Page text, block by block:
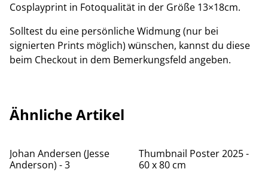
Cosplayprint in Fotoqualität in der Größe 13×18cm.
Solltest du eine persönliche Widmung (nur bei
signierten Prints möglich) wünschen, kannst du diese
beim Checkout in dem Bemerkungsfeld angeben.
Ähnliche Artikel
Johan Andersen (Jesse
Anderson) - 3
Thumbnail Poster 2025 -
60 x 80 cm